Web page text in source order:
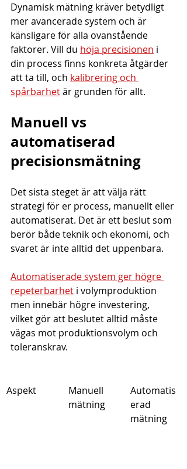
Dynamisk mätning kräver betydligt
mer avancerade system och är
känsligare för alla ovanstående
faktorer. Vill du höja precisionen i
din process finns konkreta åtgärder
att ta till, och kalibrering och
spårbarhet är grunden för allt.
Manuell vs
automatiserad
precisionsmätning
Det sista steget är att välja rätt
strategi för er process, manuellt eller
automatiserat. Det är ett beslut som
berör både teknik och ekonomi, och
svaret är inte alltid det uppenbara.
Automatiserade system ger högre
repeterbarhet i volymproduktion
men innebär högre investering,
vilket gör att beslutet alltid måste
vägas mot produktionsvolym och
toleranskrav.
Aspekt
Manuell
mätning
Automatis
erad
mätning